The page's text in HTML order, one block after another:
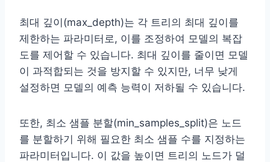
최대 깊이(max_depth)는 각 트리의 최대 깊이를
제한하는 파라미터로, 이를 조정하여 모델의 복잡
도를 제어할 수 있습니다. 최대 깊이를 줄이면 모델
이 과적합되는 것을 방지할 수 있지만, 너무 낮게
설정하면 모델의 예측 능력이 저하될 수 있습니다.
또한, 최소 샘플 분할(min_samples_split)은 노드
를 분할하기 위해 필요한 최소 샘플 수를 지정하는
파라미터입니다. 이 값을 높이면 트리의 노드가 덜